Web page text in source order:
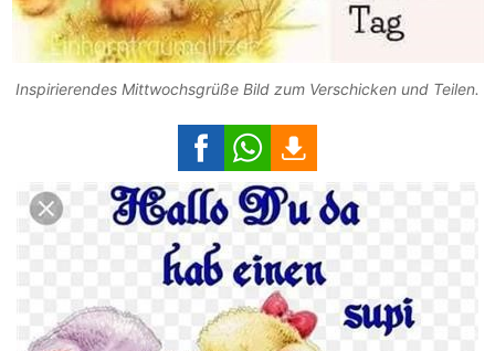
Inspirierendes Mittwochsgrüße Bild zum Verschicken und Teilen.